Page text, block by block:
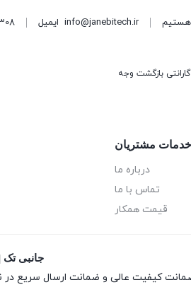
info@janebitech.ir
گارانتی بازگشت وجه
خدمات مشتریان
درباره ما
تماس با ما
قیمت همکار
جانبی
کیفیت عالی و ضمانت ارسال سریع در